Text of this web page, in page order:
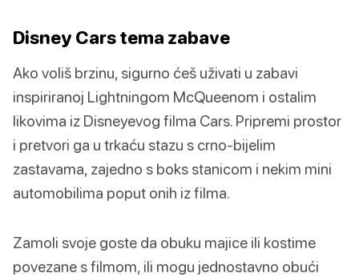
Disney Cars tema zabave
Ako voliš brzinu, sigurno ćeš uživati u zabavi
inspiriranoj Lightningom McQueenom i ostalim
likovima iz Disneyevog filma Cars. Pripremi prostor
i pretvori ga u trkaću stazu s crno-bijelim
zastavama, zajedno s boks stanicom i nekim mini
automobilima poput onih iz filma.
Zamoli svoje goste da obuku majice ili kostime
povezane s filmom, ili mogu jednostavno obući